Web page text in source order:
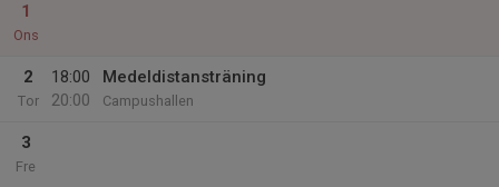
1
Ons
2
Tor
18:00
20:00
Medeldistansträning
Campushallen
3
Fre